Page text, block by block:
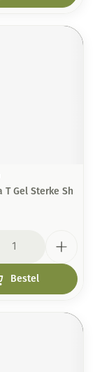
T Gel Sterke Sh
Bestel